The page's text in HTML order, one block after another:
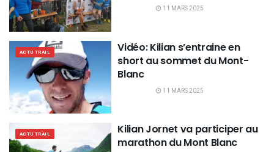
11 MARS 2025
ACTU TRAIL
Vidéo: Kilian s’entraine en
short au sommet du Mont-
Blanc
11 MARS 2025
ACTU TRAIL
Kilian Jornet va participer au
marathon du Mont Blanc